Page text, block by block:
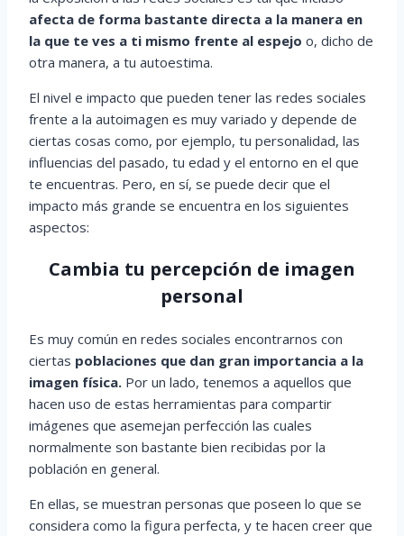
afecta de forma bastante directa a la manera en
la que te ves a ti mismo frente al espejo o, dicho de
otra manera, a tu autoestima.
El nivel e impacto que pueden tener las redes sociales
frente a la autoimagen es muy variado y depende de
ciertas cosas como, por ejemplo, tu personalidad, las
influencias del pasado, tu edad y el entorno en el que
te encuentras. Pero, en sí, se puede decir que el
impacto más grande se encuentra en los siguientes
aspectos:
Cambia tu percepción de imagen
personal
Es muy común en redes sociales encontrarnos con
ciertas poblaciones que dan gran importancia a la
imagen física. Por un lado, tenemos a aquellos que
hacen uso de estas herramientas para compartir
imágenes que asemejan perfección las cuales
normalmente son bastante bien recibidas por la
población en general.
En ellas, se muestran personas que poseen lo que se
considera como la figura perfecta, y te hacen creer que